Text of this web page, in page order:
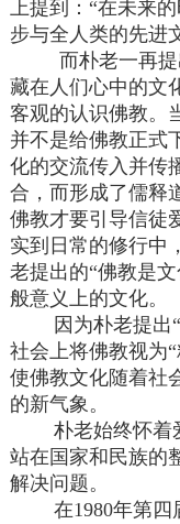
上提到：“在未来
步与全人类的先进
而朴老一再提出
藏在人们心中的文
客观的认识佛教。
并不是给佛教正式
化的交流传入并传
合，而形成了儒释
佛教才要引导信徒
实到日常的修行中
老提出的“佛教是
般意义上的文化。
因为朴老提出“
社会上将佛教视为
使佛教文化随着社
的新气象。
朴老始终怀着爱
站在国家和民族的
解决问题。
在1980年第四